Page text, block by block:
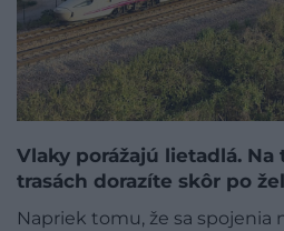
Vlaky porážajú lietadlá.
trasách dorazíte skôr po
Napriek tomu, že sa spojenia